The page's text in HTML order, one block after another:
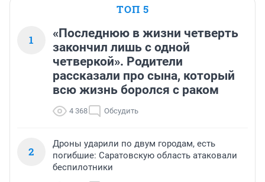
ТОП 5
1
«Последнюю в жизни четверть
закончил лишь с одной
четверкой». Родители
рассказали про сына, который
всю жизнь боролся с раком
4 368 Обсудить
2
Дроны ударили по двум городам, есть
погибшие: Саратовскую область атаковали
беспилотники